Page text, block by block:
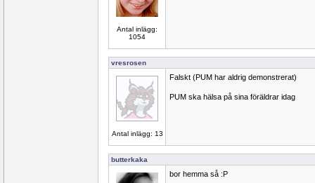
Antal inlägg:
1054
vresrosen
Antal inlägg: 13
Falskt (PUM har aldrig demonstrerat)
PUM ska hälsa på sina föräldrar idag
butterkaka
bor hemma så :P